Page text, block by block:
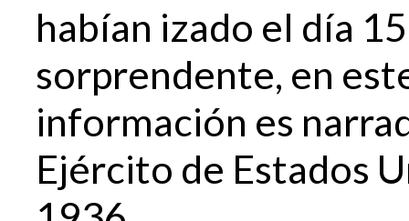
habían izado el día
sorprendente, en
información es
Ejército de Estados